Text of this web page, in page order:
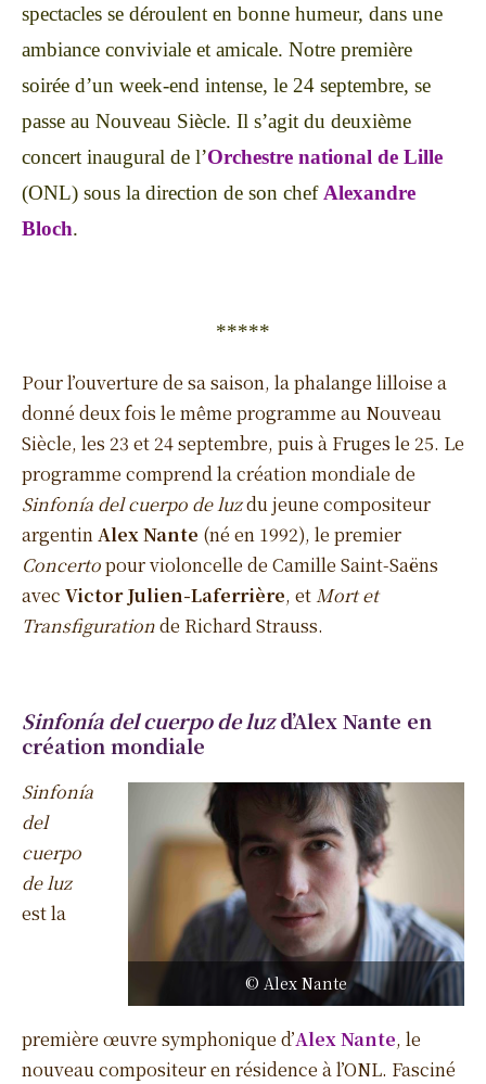
spectacles se déroulent en bonne humeur, dans une
ambiance conviviale et amicale. Notre première
soirée d’un week-end intense, le 24 septembre, se
passe au Nouveau Siècle. Il s’agit du deuxième
concert inaugural de l’Orchestre national de Lille
(ONL) sous la direction de son chef Alexandre
Bloch.
*****
Pour l’ouverture de sa saison, la phalange lilloise a
donné deux fois le même programme au Nouveau
Siècle, les 23 et 24 septembre, puis à Fruges le 25. Le
programme comprend la création mondiale de
Sinfonía del cuerpo de luzdu jeune compositeur
argentinAlex Nante (né en 1992), le premier
Concertopour violoncelle de Camille Saint-Saëns
avec Victor Julien-Laferrière, etMort et
Transfigurationde Richard Strauss.
Sinfonía del cuerpo de luzd’Alex Nante en
création mondiale
© Alex Nante
Sinfonía
del
cuerpo
de luz
est la
première œuvre symphonique d’Alex Nante, le
nouveau compositeur en résidence à l’ONL. Fasciné